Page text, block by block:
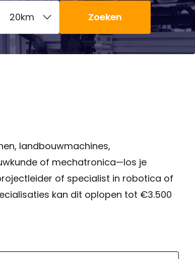
Zoeken
landbouwmachines,
of mechatronica—los je
of specialist in robotica of
kan dit oplopen tot €3.500